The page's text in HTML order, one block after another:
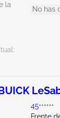
la
No has
45******